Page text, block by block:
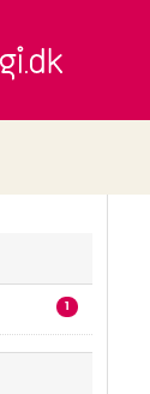
1